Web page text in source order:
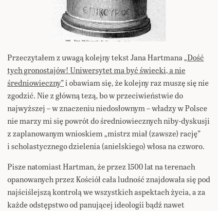
Przeczytałem z uwagą kolejny tekst Jana Hartmana„Dość
tych gronostajów! Uniwersytet ma być świecki, a nie
średniowieczny”i obawiam się, że kolejny raz muszę się nie
zgodzić. Nie z główną tezą, bo w przeciwieństwie do
najwyższej – w znaczeniu niedosłownym – władzy w Polsce
nie marzy mi się powrót do średniowiecznych niby-dyskusji
z zaplanowanym wnioskiem „mistrz miał (zawsze) rację”
i scholastycznego dzielenia (anielskiego) włosa na czworo.
Pisze natomiast Hartman, że przez 1500 lat na terenach
opanowanych przez Kościół cała ludność znajdowała się pod
najściślejszą kontrolą we wszystkich aspektach życia, a za
każde odstępstwo od panującej ideologii bądź nawet